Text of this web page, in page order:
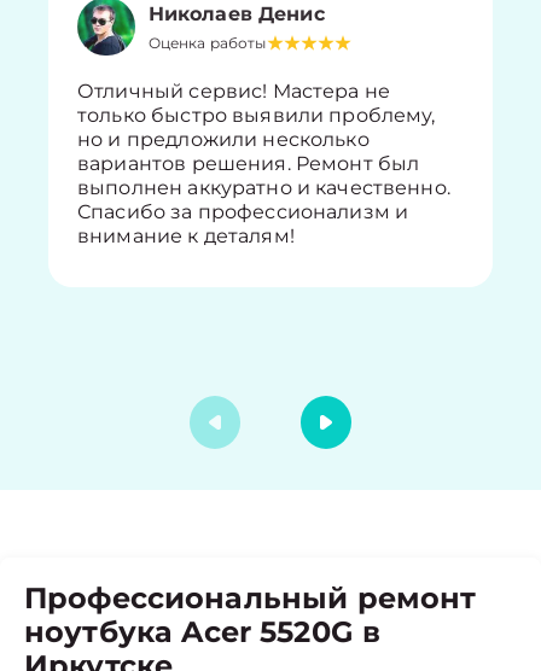
Николаев Денис
Оценка работы
Отличный сервис! Мастера не
только быстро выявили проблему,
но и предложили несколько
вариантов решения. Ремонт был
выполнен аккуратно и качественно.
Спасибо за профессионализм и
внимание к деталям!
Профессиональный ремонт
ноутбука Acer 5520G в